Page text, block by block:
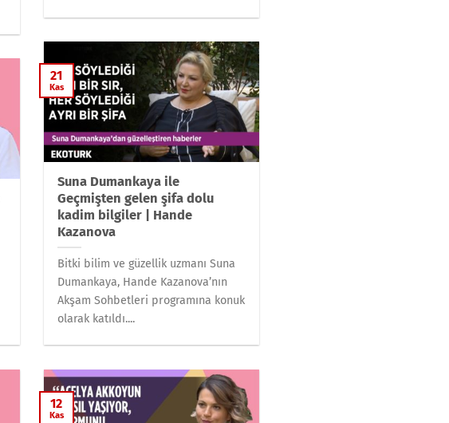
Suna Dumankaya ile
Geçmişten gelen şifa dolu
kadim bilgiler | Hande
Kazanova
Bitki bilim ve güzellik uzmanı Suna
Dumankaya, Hande Kazanova’nın
Akşam Sohbetleri programına konuk
olarak katıldı....
21
Kas
12
Kas